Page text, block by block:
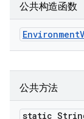
公共构造函数
Environment
公共方法
static